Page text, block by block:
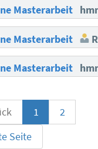
Masterarbeit
Masterarbeit
Masterarbeit
1
2
Seite